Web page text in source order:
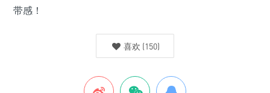
带感！
喜欢 (150)